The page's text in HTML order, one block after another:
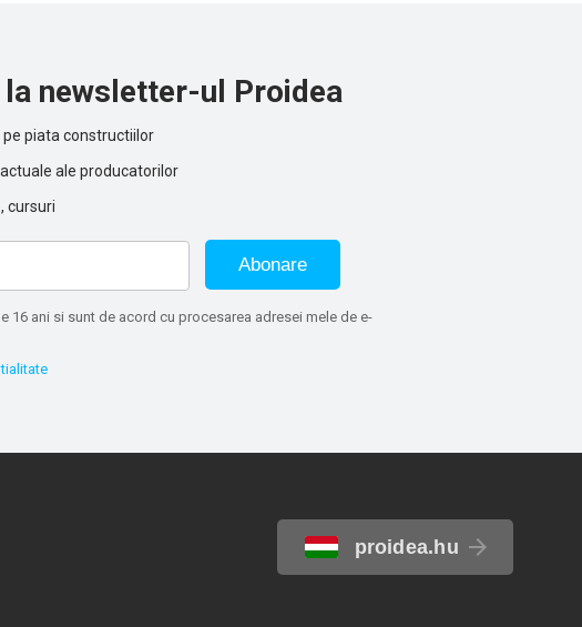
newsletter-ul Proidea
piata constructiilor
ale producatorilor
cursuri
Abonare
16 ani si sunt de acord cu procesarea adresei mele de e-
proidea.hu